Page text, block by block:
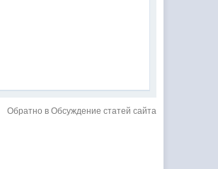
Обратно в Обсуждение статей сайта